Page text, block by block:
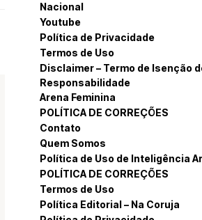
Nacional
Youtube
Política de Privacidade
Termos de Uso
Disclaimer – Termo de Isenção
Responsabilidade
Arena Feminina
POLÍTICA DE CORREÇÕES
Contato
Quem Somos
Política de Uso de Inteligência
POLÍTICA DE CORREÇÕES
Termos de Uso
Política Editorial – Na Coruja